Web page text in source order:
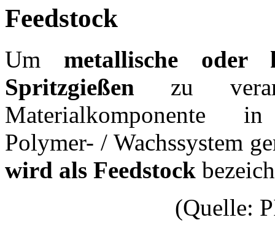
Feedstock
Um metallische oder
Spritzgießen zu
Materialkomponente
Polymer- / Wachssystem
wird als Feedstock
(Quelle: